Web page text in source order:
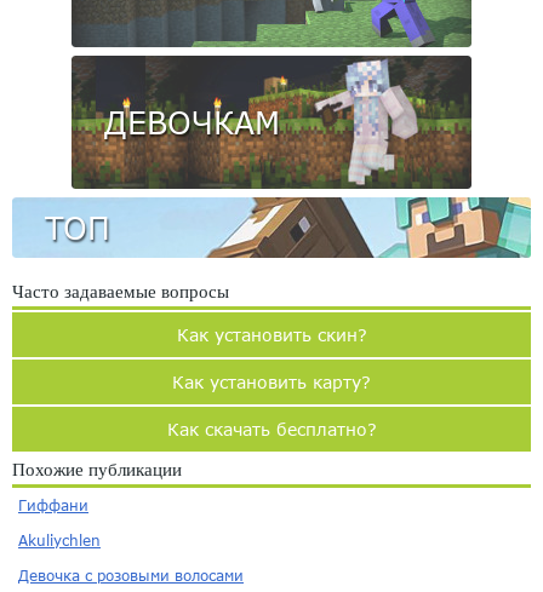
ДЕВОЧКАМ
ТОП
Часто задаваемые вопросы
Как установить скин?
Как установить карту?
Как скачать бесплатно?
Похожие публикации
Гиффани
Akuliychlen
Девочка с розовыми волосами